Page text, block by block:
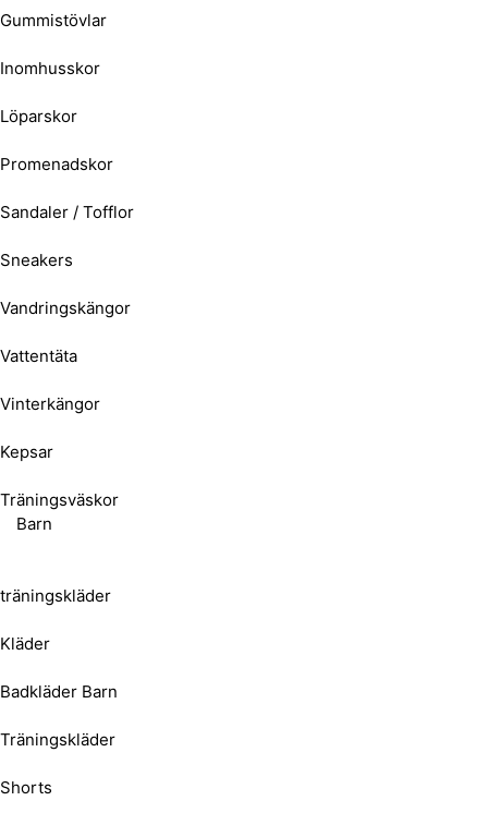
Gummistövlar
Inomhusskor
Löparskor
Promenadskor
Sandaler / Tofflor
Sneakers
Vandringskängor
Vattentäta
Vinterkängor
Kepsar
Träningsväskor
Barn
träningskläder
Kläder
Badkläder Barn
Träningskläder
Shorts